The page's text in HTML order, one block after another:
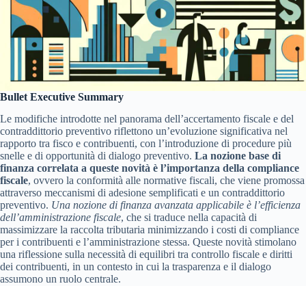
Bullet Executive Summary
Le modifiche introdotte nel panorama dell’accertamento fiscale e del
contraddittorio preventivo riflettono un’evoluzione significativa nel
rapporto tra fisco e contribuenti, con l’introduzione di procedure più
snelle e di opportunità di dialogo preventivo. La nozione base di
finanza correlata a queste novità è l’importanza della compliance
fiscale, ovvero la conformità alle normative fiscali, che viene promossa
attraverso meccanismi di adesione semplificati e un contraddittorio
preventivo. Una nozione di finanza avanzata applicabile è l’efficienza
dell’amministrazione fiscale, che si traduce nella capacità di
massimizzare la raccolta tributaria minimizzando i costi di compliance
per i contribuenti e l’amministrazione stessa. Queste novità stimolano
una riflessione sulla necessità di equilibri tra controllo fiscale e diritti
dei contribuenti, in un contesto in cui la trasparenza e il dialogo
assumono un ruolo centrale.